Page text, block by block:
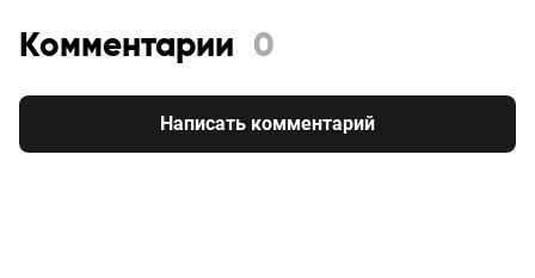
Комментарии 0
Написать комментарий